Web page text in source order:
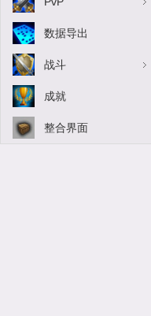
数据导出
战斗
成就
整合界面